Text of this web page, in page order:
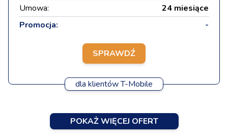
Umowa:
24 miesiące
Promocja:
-
SPRAWDŹ
dla klientów T-Mobile
POKAŻ WIĘCEJ OFERT